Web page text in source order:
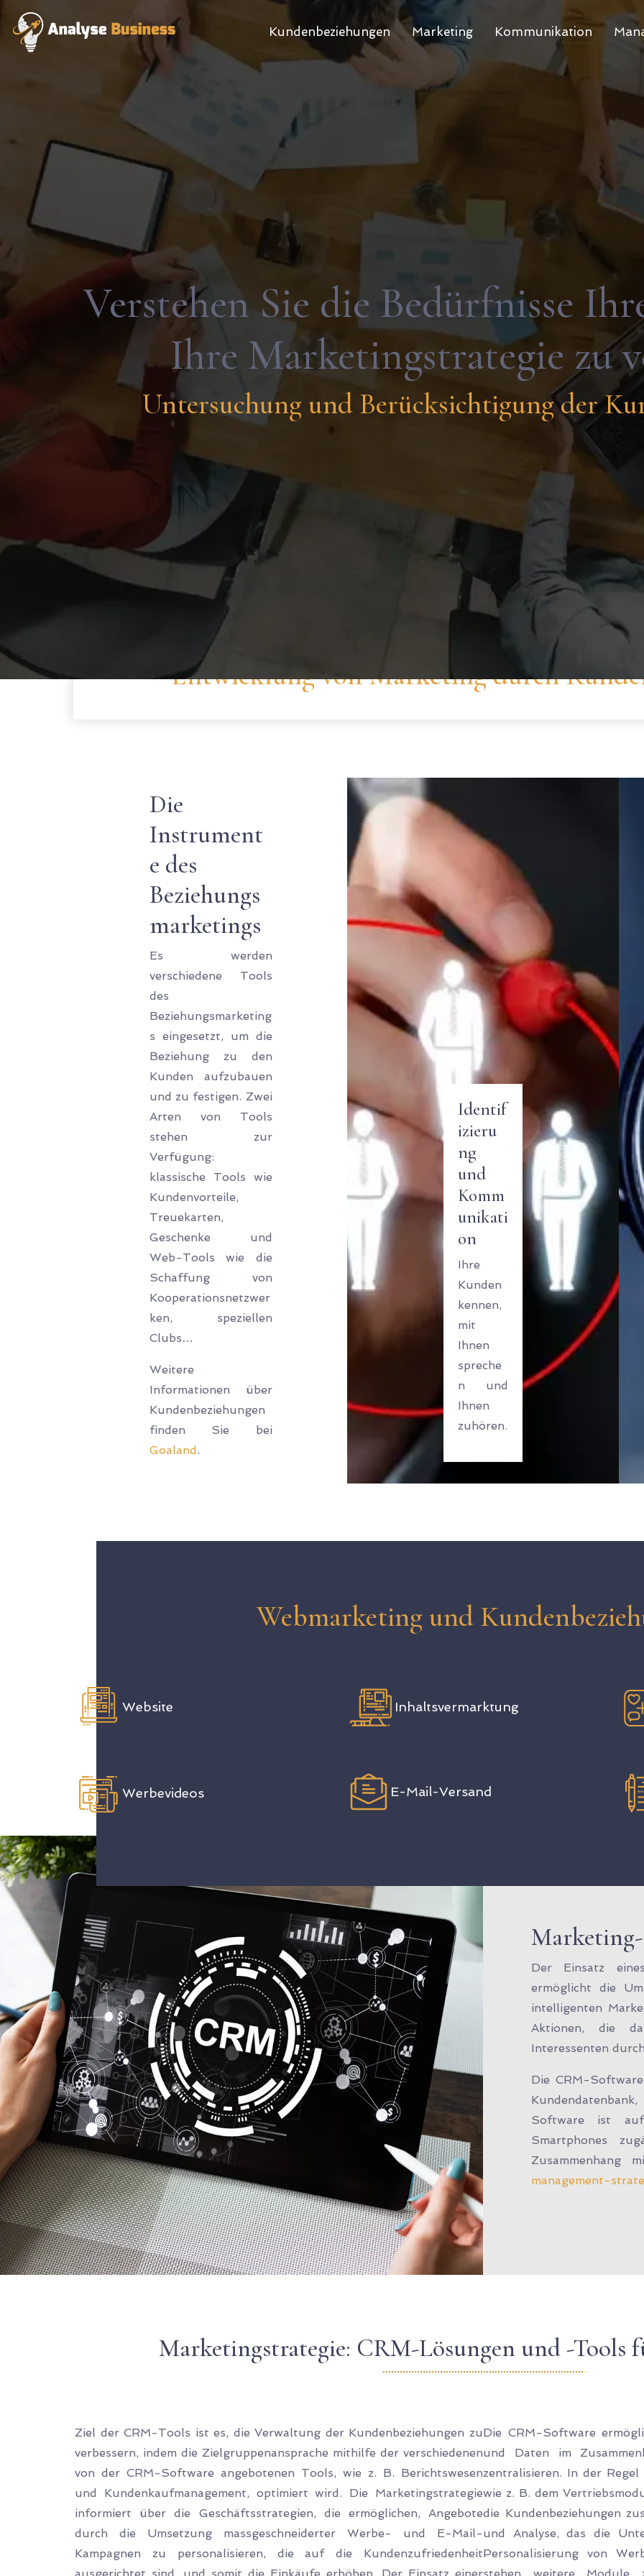
Kundenbeziehungen Marketing Kommunikation
Verstehen Sie die Bedürfnisse
Ihre Marketingstrategie zu
Untersuchung und Berücksichtigung der
Entwicklung von Marketing durch
Die
Instrument
e des
Beziehungs
marketings
Es werden
verschiedene Tools
des
Beziehungsmarketing
s eingesetzt, um die
Beziehung zu den
Kunden aufzubauen
und zu festigen. Zwei
Arten von Tools
stehen zur
Verfügung:
klassische Tools wie
Kundenvorteile,
Treuekarten,
Geschenke und
Web-Tools wie die
Schaffung von
Kooperationsnetzwer
ken, speziellen
Clubs…
Weitere
Informationen über
Kundenbeziehungen
finden Sie bei
Goaland.
Identif
izieru
ng
und
Komm
unikati
on
Ihre
Kunden
kennen,
mit
Ihnen
spreche
n und
Ihnen
zuhören.
Webmarketing und
Website Inhaltsvermarktung
Werbevideos E-Mail-Versand
Der Einsatz
ermöglicht die
intelligenten
Aktionen, die
Interessenten
Die CRM-
Software ist
Smartphones
Zusammenhang
management-
Marketingstrategie: CRM-Lösungen und -Tools
Ziel der CRM-Tools ist es, die Verwaltung der Kundenbeziehungen zu
verbessern, indem die Zielgruppenansprache mithilfe der verschiedenen
von der CRM-Software angebotenen Tools, wie z. B. Berichtswesen
und Kundenkaufmanagement, optimiert wird. Die Marketingstrategie
informiert über die Geschäftsstrategien, die ermöglichen, Angebote
durch die Umsetzung massgeschneiderter Werbe- und E-Mail-
Kampagnen zu personalisieren, die auf die Kundenzufriedenheit
Die CRM-Software
und Daten im
zentralisieren. In der
wie z. B. dem
die Kundenbeziehungen
und Analyse, das die
Personalisierung von